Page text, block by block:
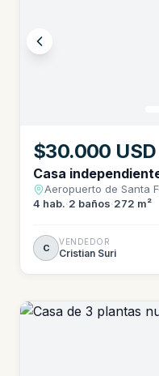
$30.000 USD
Casa
Aeropuerto de Santa
4 hab.·2 baños·272 m²
C
VENDEDOR
Cristian Suri